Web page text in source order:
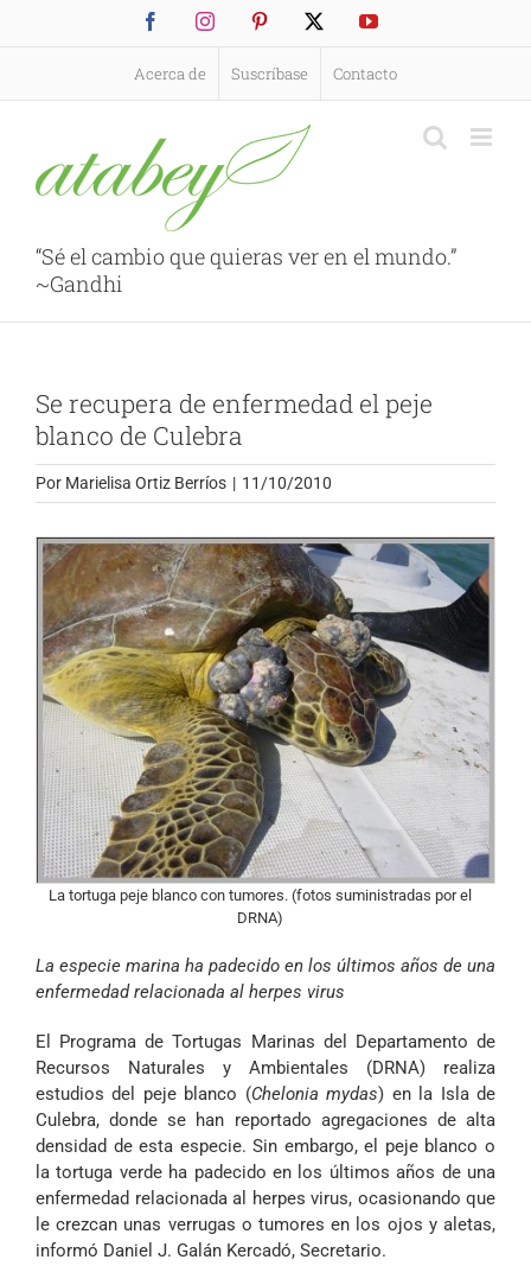
FacebookInstagramPinterest YouTube
Acerca de Suscríbase Contacto
“Sé el cambio que quieras ver en el mundo.”
~Gandhi
Se recupera de enfermedad el peje
blanco de Culebra
Por Marielisa Ortiz Berríos | 11/10/2010
La tortuga peje blanco con tumores. (fotos suministradas por el
DRNA)
La especie marina ha padecido en los últimos años de una
enfermedad relacionada al herpes virus
El Programa de Tortugas Marinas del Departamento de
Recursos Naturales y Ambientales (DRNA) realiza
estudios del peje blanco (Chelonia mydas) en la Isla de
Culebra, donde se han reportado agregaciones de alta
densidad de esta especie. Sin embargo, el peje blanco o
la tortuga verde ha padecido en los últimos años de una
enfermedad relacionada al herpes virus, ocasionando que
le crezcan unas verrugas o tumores en los ojos y aletas,
informó Daniel J. Galán Kercadó, Secretario.